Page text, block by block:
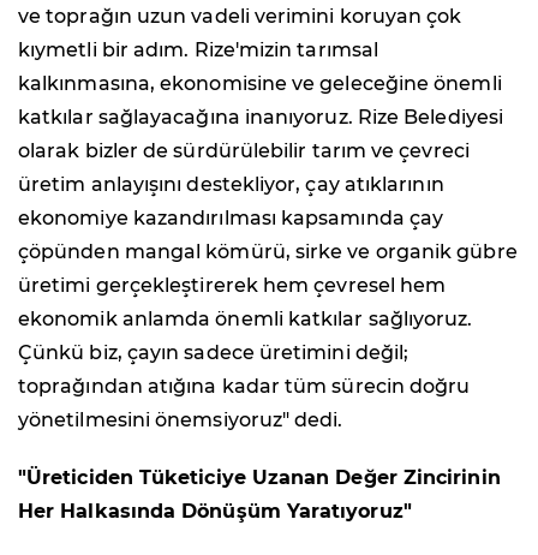
ve toprağın uzun vadeli verimini koruyan çok
kıymetli bir adım. Rize'mizin tarımsal
kalkınmasına, ekonomisine ve geleceğine önemli
katkılar sağlayacağına inanıyoruz. Rize Belediyesi
olarak bizler de sürdürülebilir tarım ve çevreci
üretim anlayışını destekliyor, çay atıklarının
ekonomiye kazandırılması kapsamında çay
çöpünden mangal kömürü, sirke ve organik gübre
üretimi gerçekleştirerek hem çevresel hem
ekonomik anlamda önemli katkılar sağlıyoruz.
Çünkü biz, çayın sadece üretimini değil;
toprağından atığına kadar tüm sürecin doğru
yönetilmesini önemsiyoruz" dedi.
"Üreticiden Tüketiciye Uzanan Değer Zincirinin
Her Halkasında Dönüşüm Yaratıyoruz"